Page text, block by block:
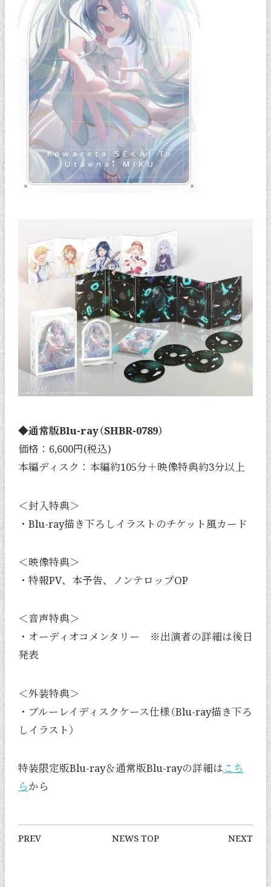
◆通常版Blu-ray（SHBR-0789）
価格：6,600円(税込)
本編ディスク：本編約105分＋映像特典約3分以上
＜封入特典＞
・Blu-ray描き下ろしイラストのチケット風カード
＜映像特典＞
・特報PV、本予告、ノンテロップOP
＜音声特典＞
・オーディオコメンタリー ※出演者の詳細は後日
発表
＜外装特典＞
・ブルーレイディスクケース仕様（Blu-ray描き下ろ
しイラスト）
特装限定版Blu-ray＆通常版Blu-rayの詳細はこち
らから
PREV NEWS TOP NEXT